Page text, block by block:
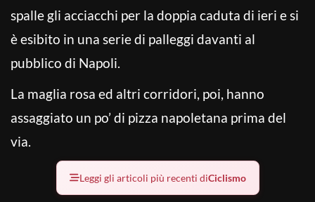
spalle gli acciacchi per la doppia caduta di ieri e si
è esibito in una serie di palleggi davanti al
pubblico di Napoli.
La maglia rosa ed altri corridori, poi, hanno
assaggiato un po’ di pizza napoletana prima del
via.
Leggi gli articoli più recenti diCiclismo